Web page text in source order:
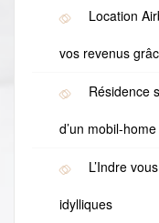
Location
vos revenus
Résidence
d’un mobil-
L’Indre
idylliques